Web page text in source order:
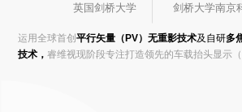
英国剑桥大学
剑桥大学南京
运用全球首创平行矢量（PV）无重影技术及自研多
技术，睿维视现阶段专注打造领先的车载抬头显示（